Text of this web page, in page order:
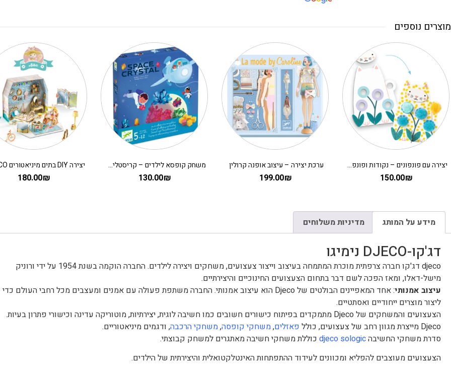
מוצרים נוספים
יצירה עם פונפונים – נקודות ופונפונים בדשא DJECO
150.00₪
ערכת יצירה – עיצוב אופנה קרולין
199.00₪
משחק קופסא לילדים – קריסטלים בחלל
130.00₪
180.00₪
מידע על המותג מדיניות משלוחים
דג'קו-DJECO נימיגו
djeco דג'קו חברה צרפתית מוכרת המתמחה בעיצוב וייצור צעצועים, משחקים ויצירה לילדים. החברה הוקמה בשנת 1954 על ידי ורוניק
מישל-דאלו, ומאז הפכה לשם דבר בתחום הצעצועים החינוכיים והיצירתיים.
עיצוב אמנותי
: אחד המאפיינים הבולטים של Djeco הוא עיצוב אמנותי. החברה משתפת פעולה עם אמנים ומעצבים מכל רחבי העולם כדי
ליצור מוצרים ייחודיים ואסתטיים.
הצעצועים והמשחקים של Djeco מתמקדים בפיתוח כישורים חשובים כמו חשיבה לוגית, יצירתיות, מוטוריקה עדינה וכישורי פתרון בעיות.
Djeco מייצרת מגוון רחב של צעצועים, כולל
פאזלים,משחקי קופסה,משחקי הרכבה, ודגמים מיניאטוריים.
סדרת משחקי החשיבהdjeco sologic כוללת משחקי חשיבה מאתגרים למשחק קבוצתי.
הצעצועים מעוצבים להפליא ומכוונים לעידוד ההתפתחות האינטלקטואלית והיצירתית של הילדים.